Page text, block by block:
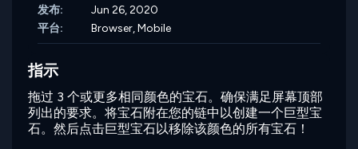
发布:
Jun 26, 2020
平台:
Browser, Mobile
指示
拖过 3 个或更多相同颜色的宝石。确保满足屏幕顶部
列出的要求。将宝石附在您的链中以创建一个巨型宝
石。然后点击巨型宝石以移除该颜色的所有宝石！